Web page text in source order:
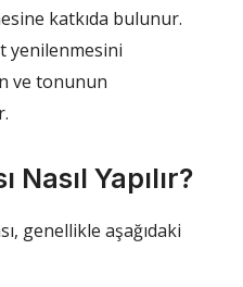
katkıda bulunur.
yenilenmesini
ve tonunun
Nasıl Yapılır?
genellikle aşağıdaki